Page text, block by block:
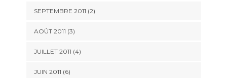
SEPTEMBRE 2011 (2)
AOÛT 2011 (3)
JUILLET 2011 (4)
JUIN 2011 (6)